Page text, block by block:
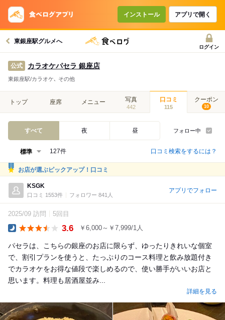
インストール アプリで開く
東銀座駅グルメへ
ログイン
公式 カラオケパセラ 銀座店
東銀座駅/カラオケ､ その他
トップ 座席 メニュー 写真
442
口コミ
115
クーポン
10
すべて 夜 昼 フォロー中
127件 口コミ検索をするには？
お店が選ぶピックアップ！口コミ
KSGK
口コミ 1553件 フォロワー 841人
アプリでフォロー
2025/09 訪問 5回目
3.6 ￥6,000～￥7,999/1人
パセラは、こちらの銀座のお店に限らず、ゆったりきれいな個室
で、割引プランを使うと、たっぷりのコース料理と飲み放題付き
でカラオケをお得な値段で楽しめるので、使い勝手がいいお店と
思います。料理も居酒屋並み...
詳細を見る